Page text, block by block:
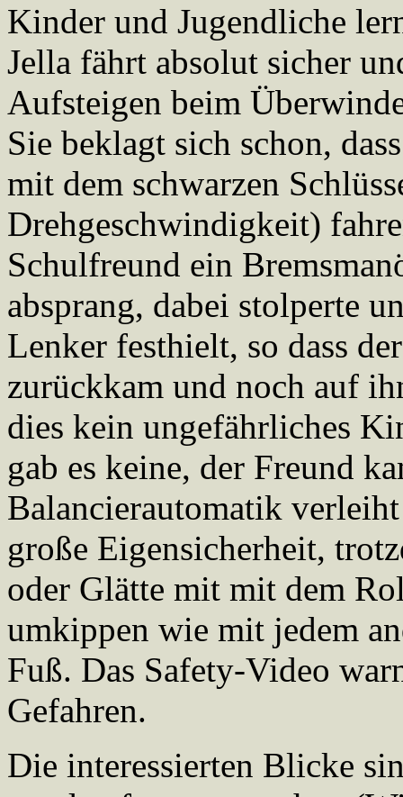
Kinder und Jugendliche
Jella fährt absolut sicher
Aufsteigen beim
Sie beklagt sich schon,
mit dem schwarzen
Drehgeschwindigkeit)
Schulfreund ein
absprang, dabei stolperte
Lenker festhielt, so dass
zurückkam und noch auf
dies kein ungefährliches
gab es keine, der Freund
Balancierautomatik
große Eigensicherheit,
oder Glätte mit mit dem
umkippen wie mit jedem
Fuß. Das Safety-Video
Gefahren.
Die interessierten Blicke